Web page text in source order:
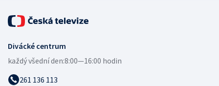
Divácké centrum
každý všední den:8:00—16:00 hodin
261 136 113